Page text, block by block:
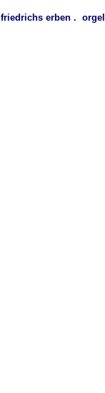
friedrichs erben.